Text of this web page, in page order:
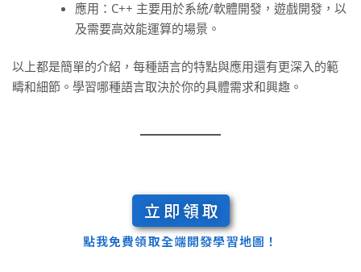
應用：C++ 主要用於系統/軟體開發，遊戲開發，以
及需要高效能運算的場景。
以上都是簡單的介紹，每種語言的特點與應用還有更深入的範
疇和細節。學習哪種語言取決於你的具體需求和興趣。
立即領取
點我免費領取全端開發學習地圖！